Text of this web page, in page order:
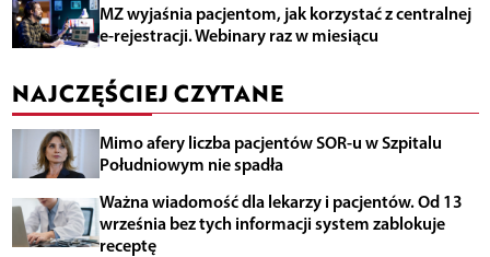
MZ wyjaśnia pacjentom, jak korzystać z centralnej
e-rejestracji. Webinary raz w miesiącu
NAJCZĘŚCIEJ CZYTANE
Mimo afery liczba pacjentów SOR-u w Szpitalu
Południowym nie spadła
Ważna wiadomość dla lekarzy i pacjentów. Od 13
września bez tych informacji system zablokuje
receptę